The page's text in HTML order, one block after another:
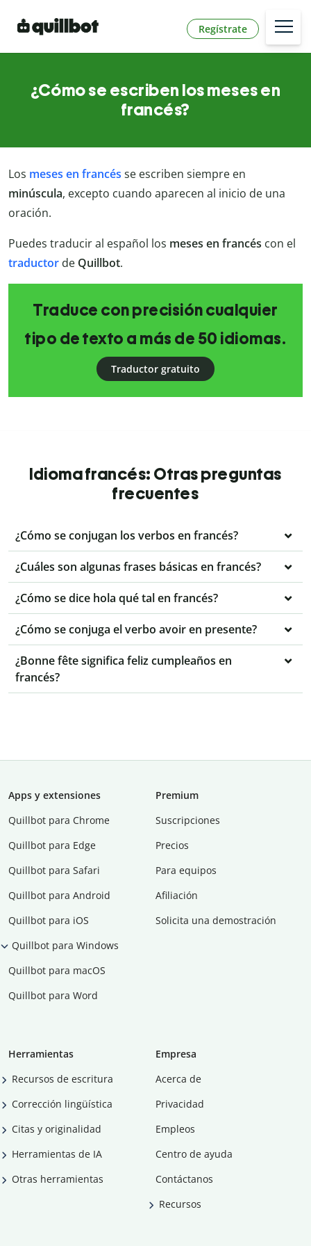
Regístrate
¿Cómo se escriben los meses en
francés?
Los meses en francés se escriben siempre en
minúscula, excepto cuando aparecen al inicio de una
oración.
Puedes traducir al español los meses en francés con el
traductor de Quillbot.
Traduce con precisión cualquier
tipo de texto a más de 50 idiomas.
Traductor gratuito
Idioma francés: Otras preguntas
frecuentes
¿Cómo se conjugan los verbos en francés?
¿Cuáles son algunas frases básicas en francés?
¿Cómo se dice hola qué tal en francés?
¿Cómo se conjuga el verbo avoir en presente?
¿Bonne fête significa feliz cumpleaños en
francés?
Apps y extensiones
Quillbot para Chrome
Quillbot para Edge
Quillbot para Safari
Quillbot para Android
Quillbot para iOS
Quillbot para Windows
Quillbot para macOS
Quillbot para Word
Premium
Suscripciones
Precios
Para equipos
Afiliación
Solicita una demostración
Herramientas
Recursos de escritura
Corrección lingüística
Citas y originalidad
Herramientas de IA
Otras herramientas
Empresa
Acerca de
Privacidad
Empleos
Centro de ayuda
Contáctanos
Recursos